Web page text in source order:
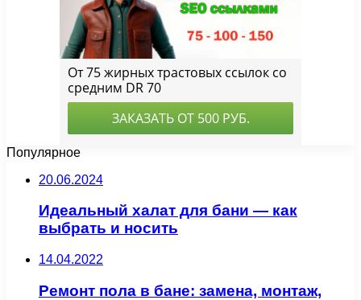
Популярное
20.06.2024
Идеальный халат для бани — как
выбрать и носить
14.04.2022
Ремонт пола в бане: замена, монтаж,